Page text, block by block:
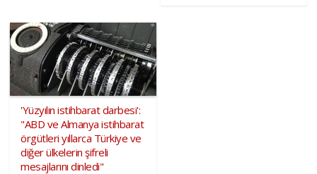
'Yüzyılın istihbarat darbesi':
"ABD ve Almanya istihbarat
örgütleri yıllarca Türkiye ve
diğer ülkelerin şifreli
mesajlarını dinledi"